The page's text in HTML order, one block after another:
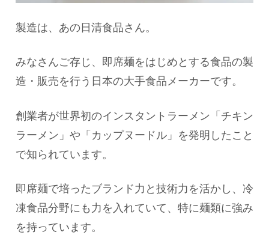
製造は、あの日清食品さん。
みなさんご存じ、即席麺をはじめとする食品の製
造・販売を行う日本の大手食品メーカーです。
創業者が世界初のインスタントラーメン「チキン
ラーメン」や「カップヌードル」を発明したこと
で知られています。
即席麺で培ったブランド力と技術力を活かし、冷
凍食品分野にも力を入れていて、特に麺類に強み
を持っています。